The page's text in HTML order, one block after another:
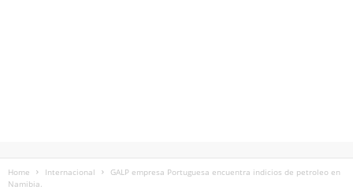
Home Internacional
GALP empresa Portuguesa encuentra indicios de petroleo en
Namibia.